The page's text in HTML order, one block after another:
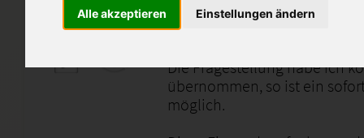
Alle akzeptieren Einstellungen ändern
Verkaufe hier meine selbst
Studienheft INFR 1 (XX1-K02).
Die Fragestellung habe ich
übernommen, so ist ein
möglich.